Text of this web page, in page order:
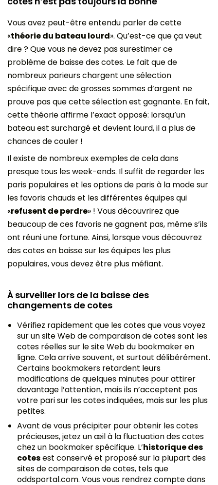
Vous avez peut-être entendu parler de cette
«théorie du bateau lourd». Qu’est-ce que ça veut
dire ? Que vous ne devez pas surestimer ce
problème de baisse des cotes. Le fait que de
nombreux parieurs chargent une sélection
spécifique avec de grosses sommes d’argent ne
prouve pas que cette sélection est gagnante. En fait,
cette théorie affirme l’exact opposé: lorsqu’un
bateau est surchargé et devient lourd, il a plus de
chances de couler !
Il existe de nombreux exemples de cela dans
presque tous les week-ends. Il suffit de regarder les
paris populaires et les options de paris à la mode sur
les favoris chauds et les différentes équipes qui
«refusent de perdre» ! Vous découvrirez que
beaucoup de ces favoris ne gagnent pas, même s’ils
ont réuni une fortune. Ainsi, lorsque vous découvrez
des cotes en baisse sur les équipes les plus
populaires, vous devez être plus méfiant.
À surveiller lors de la baisse des
changements de cotes
Vérifiez rapidement que les cotes que vous voyez
sur un site Web de comparaison de cotes sont les
cotes réelles sur le site Web du bookmaker en
ligne. Cela arrive souvent, et surtout délibérément.
Certains bookmakers retardent leurs
modifications de quelques minutes pour attirer
davantage l’attention, mais ils n’acceptent pas
votre pari sur les cotes indiquées, mais sur les plus
petites.
Avant de vous précipiter pour obtenir les cotes
précieuses, jetez un œil à la fluctuation des cotes
chez un bookmaker spécifique. L’historique des
cotesest conservé et proposé sur la plupart des
sites de comparaison de cotes, tels que
oddsportal.com. Vous vous rendrez compte dans